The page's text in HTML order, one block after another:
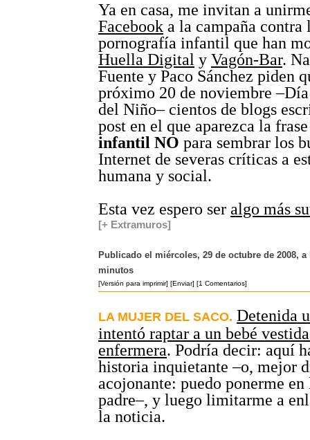
Ya en casa, me invitan a
Facebook a la campaña contra
pornografía infantil que han
Huella Digital y Vagón-Bar.
Fuente y Paco Sánchez piden
próximo 20 de noviembre
del Niño– cientos de blogs
post en el que aparezca la
infantil NO para sembrar los
Internet de severas críticas a
humana y social.
Esta vez espero ser algo más
[+ Extramuros]
Publicado el miércoles, 29 de octubre de 2008, a
minutos
[Versión para imprimir] [Enviar] [1 Comentarios]
LA MUJER DEL SACO. Detenida
intentó raptar a un bebé
enfermera. Podría decir: aquí
historia inquietante –o, mejor
acojonante: puedo ponerme
padre–, y luego limitarme a
la noticia.